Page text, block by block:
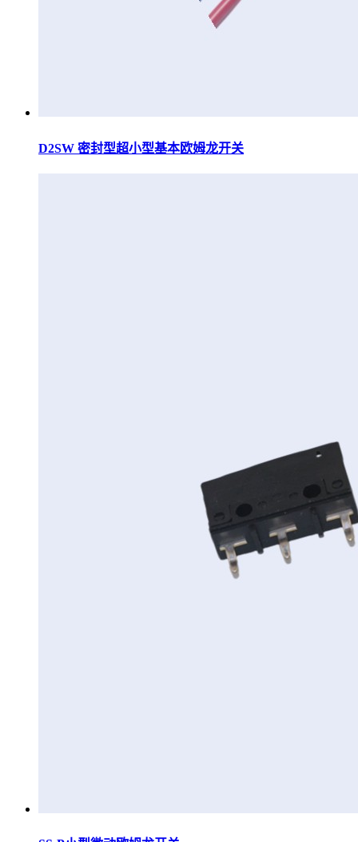
D2SW 密封型超小型基本欧姆龙开关